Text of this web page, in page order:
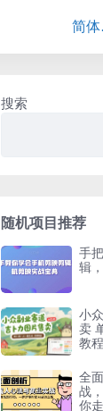
搜索
随机项目推荐
手
辑
小
卖
教程
全
战
你